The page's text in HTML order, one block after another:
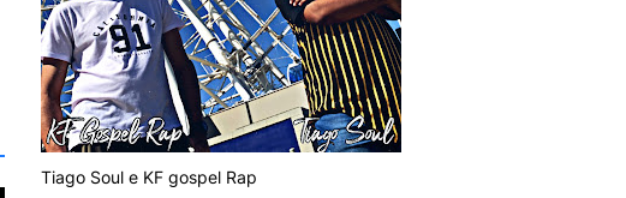
Tiago Soul e KF gospel Rap